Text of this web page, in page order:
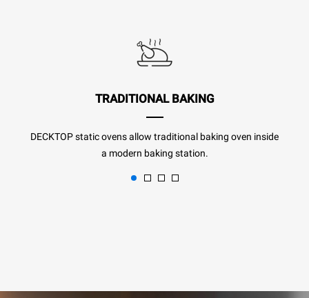
TRADITIONAL BAKING
DECKTOP static ovens allow traditional baking oven inside
a modern baking station.